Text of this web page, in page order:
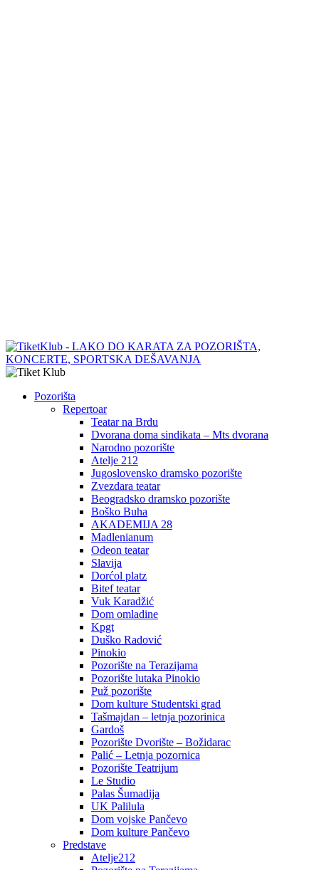
Pozorišta
Repertoar
Teatar na Brdu
Dvorana doma sindikata – Mts dvorana
Narodno pozorište
Atelje 212
Jugoslovensko dramsko pozorište
Zvezdara teatar
Beogradsko dramsko pozorište
Boško Buha
AKADEMIJA 28
Madlenianum
Odeon teatar
Slavija
Dorćol platz
Bitef teatar
Vuk Karadžić
Dom omladine
Kpgt
Duško Radović
Pinokio
Pozorište na Terazijama
Pozorište lutaka Pinokio
Puž pozorište
Dom kulture Studentski grad
Tašmajdan – letnja pozorinica
Gardoš
Pozorište Dvorište – Božidarac
Palić – Letnja pozornica
Pozorište Teatrijum
Le Studio
Palas Šumadija
UK Palilula
Dom vojske Pančevo
Dom kulture Pančevo
Predstave
Atelje212